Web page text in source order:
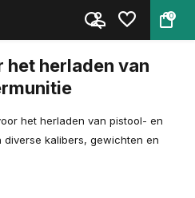
0
Herlaadcomponenten
het herladen van
het herladen van pistool- en
diverse kalibers, gewichten en